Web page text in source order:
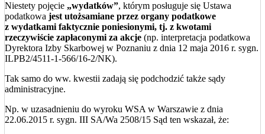
Niestety pojęcie „wydatków”, którym posługuje się Ustawa
podatkowa jest utożsamiane przez organy podatkowe
z wydatkami faktycznie poniesionymi, tj. z kwotami
rzeczywiście zapłaconymi za akcje (np. interpretacja podatkowa
Dyrektora Izby Skarbowej w Poznaniu z dnia 12 maja 2016 r. sygn.
ILPB2/4511-1-566/16-2/NK).
Tak samo do ww. kwestii zadają się podchodzić także sądy
administracyjne.
Np. w uzasadnieniu do wyroku WSA w Warszawie z dnia
22.06.2015 r. sygn. III SA/Wa 2508/15 Sąd ten wskazał, że: